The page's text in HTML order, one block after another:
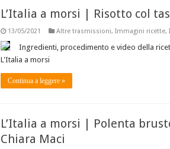
L’Italia a morsi | Risotto col
13/05/2021 Altre trasmissioni, Immagini ricette,
Ingredienti, procedimento e video della
L'Italia a morsi
Continua a leggere »
L’Italia a morsi | Polenta
Chiara Maci